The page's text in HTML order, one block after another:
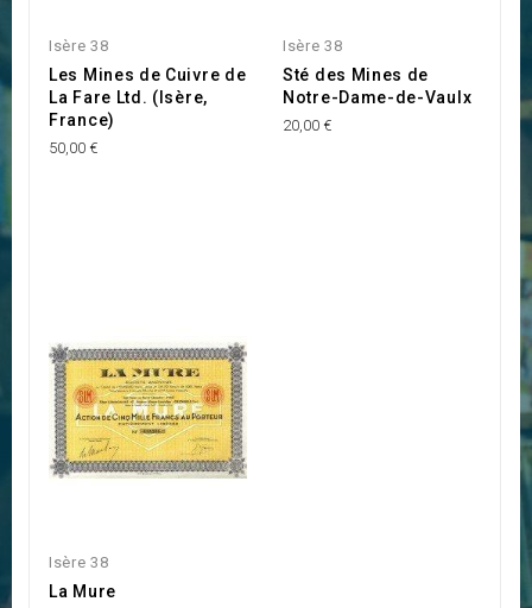
Isère 38
Les Mines de Cuivre de
La Fare Ltd. (Isère,
France)
50,00 €
Isère 38
Sté des Mines de
Notre-Dame-de-Vaulx
20,00 €
Isère 38
La Mure